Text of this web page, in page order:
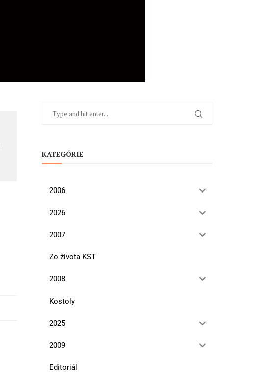
KATEGÓRIE
2006
2026
2007
Zo života KST
2008
Kostoly
2025
2009
Editoriál